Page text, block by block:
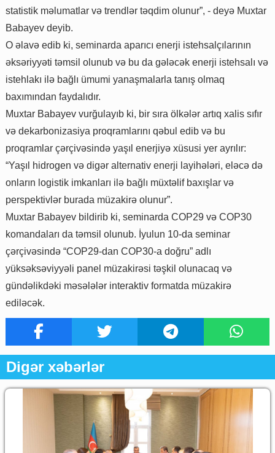
statistik məlumatlar və trendlər təqdim olunur”, - deyə Muxtar
Babayev deyib.
O əlavə edib ki, seminarda aparıcı enerji istehsalçılarının
əksəriyyəti təmsil olunub və bu da gələcək enerji istehsalı və
istehlakı ilə bağlı ümumi yanaşmalarla tanış olmaq
baxımından faydalıdır.
Muxtar Babayev vurğulayıb ki, bir sıra ölkələr artıq xalis sıfır
və dekarbonizasiya proqramlarını qəbul edib və bu
proqramlar çərçivəsində yaşıl enerjiyə xüsusi yer ayrılır:
“Yaşıl hidrogen və digər alternativ enerji layihələri, eləcə də
onların logistik imkanları ilə bağlı müxtəlif baxışlar və
perspektivlər burada müzakirə olunur”.
Muxtar Babayev bildirib ki, seminarda COP29 və COP30
komandaları da təmsil olunub. İyulun 10-da seminar
çərçivəsində “COP29-dan COP30-a doğru” adlı
yüksəksəviyyəli panel müzakirəsi təşkil olunacaq və
gündəlikdəki məsələlər interaktiv formatda müzakirə
ediləcək.
Digər xəbərlər